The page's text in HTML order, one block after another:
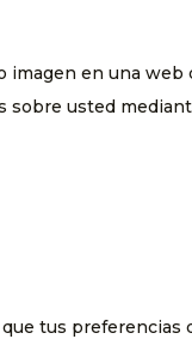
imagen en una web
sobre usted
tus preferencias